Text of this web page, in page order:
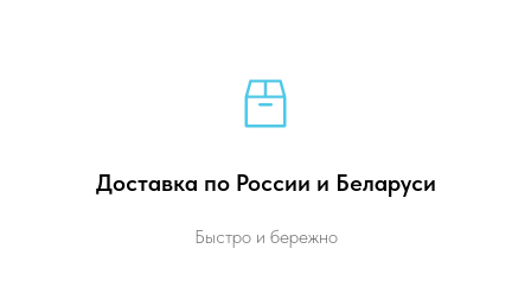
Доставка по России и Беларуси
Быстро и бережно